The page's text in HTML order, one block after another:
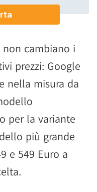
cambiano i
prezzi: Google
nella misura da
per la variante
più grande
e 549 Euro a